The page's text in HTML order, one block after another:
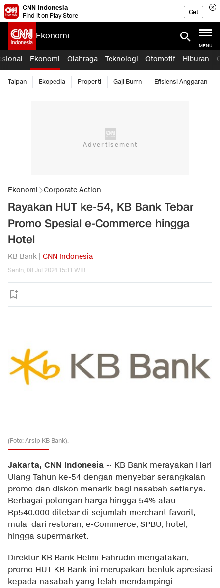
CNN Indonesia
Find it on Play Store
Get
Ekonomi
MENU
Ekonomi Olahraga Teknologi Otomotif Hiburan
Taipan Ekopedia Properti Gaji Bumn Efisiensi Anggaran
Ekonomi Corporate Action
Rayakan HUT ke-54, KB Bank Tebar
Promo Spesial e-Commerce hingga
Hotel
KB Bank | CNN Indonesia
Senin, 08 Jul 2024 15:11 WIB
(Foto: Arsip KB Bank).
Jakarta, CNN Indonesia -- KB Bank merayakan Hari
Ulang Tahun ke-54 dengan menyebar serangkaian
promo dan diskon menarik bagi nasabah setianya.
Berbagai potongan harga hingga 54% atau
Rp540.000 ditebar di sejumlah merchant favorit,
mulai dari restoran, e-Commerce, SPBU, hotel,
hingga supermarket.
Direktur KB Bank Helmi Fahrudin mengatakan,
promo HUT KB Bank ini merupakan bentuk apresiasi
kepada nasabah yang telah mendampingi